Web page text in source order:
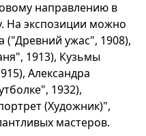
направлению в
На экспозиции можно
("Древний ужас", 1908),
1913), Кузьмы
Александра
1932),
(Художник)",
мастеров.